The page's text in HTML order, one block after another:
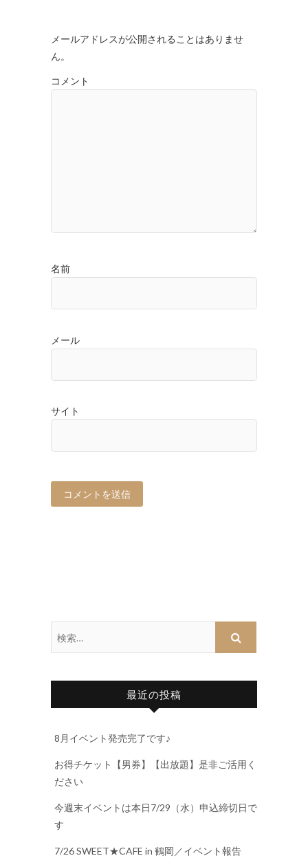
メールアドレスが公開されることはありませ
ん。
コメント
名前
メール
サイト
最近の投稿
8月イベント発売完了です♪
お得チケット【男券】【出放題】是非ご活用く
ださい
今週末イベントは本日7/29（水）申込締切日で
す
7/26 SWEET★CAFE in 鶴岡／イベント報告